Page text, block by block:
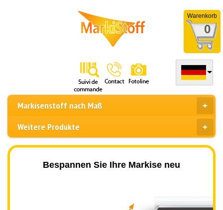
Warenkorb
0
Markisenstoff nach Maß
Weitere Produkte
Bespannen Sie Ihre Markise neu